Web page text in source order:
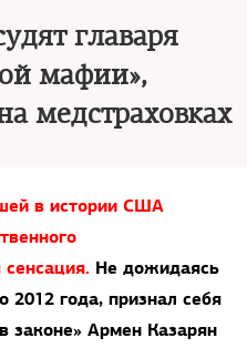
главаря
мафии»,
медстраховках
в истории США
Не дожидаясь
2012 года, признал себя
законе» Армен Казарян